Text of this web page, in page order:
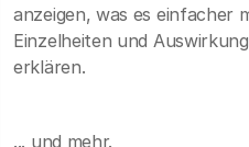
anzeigen, was es einfacher
Einzelheiten und
erklären.
... und mehr.